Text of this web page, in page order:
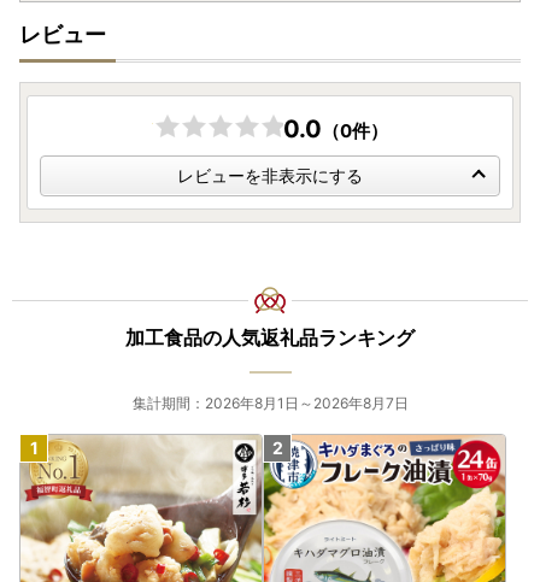
★個人情報について
五木村ふるさと納税事業の範囲内で各種委託業者に情報提供
します。
・ふるさと納税事務処理、申請書類の各種手続きのため
・お問い合わせ回答、履歴管理、サービス向上のため
・ふるさと納税のカタログ、メールマガジン、資料の送付、
その他サービスの提供のため
レビュー
0.0 （0件）
レビューを非表示にする
加工食品の人気返礼品ランキング
集計期間：2026年8月1日～2026年8月7日